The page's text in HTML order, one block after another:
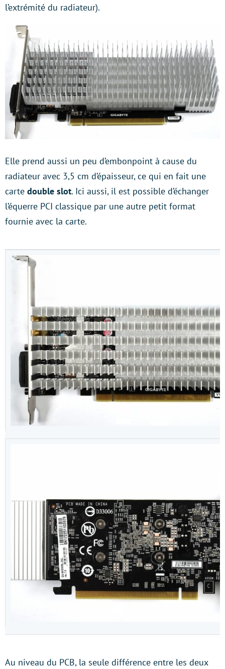
l’extrémité du radiateur).
Elle prend aussi un peu d’embonpoint à cause du
radiateur avec 3,5 cm d’épaisseur, ce qui en fait une
carte double slot. Ici aussi, il est possible d’échanger
l’équerre PCI classique par une autre petit format
fournie avec la carte.
Au niveau du PCB, la seule différence entre les deux